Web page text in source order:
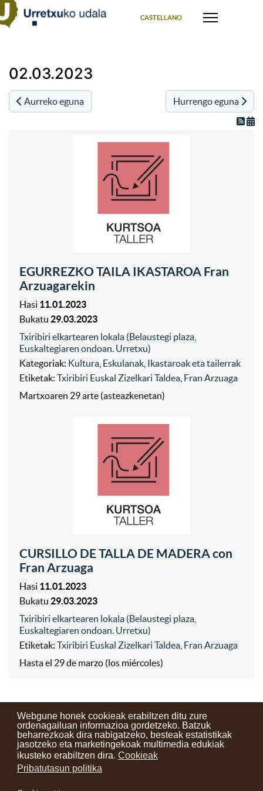
Webgune honek cookieak erabiltzen ditu zure
ordenagailuan informazioa gordetzeko. Batzuk
beharrezkoak dira nabigatzeko, besteak estatistikak
jasotzeko eta marketingekoak multimedia edukiak
ikusteko erabiltzen dira. Cookieak
Pribatutasun politika
CASTELLANO
02.03.2023
Aurreko eguna Hurrengo eguna
EGURREZKO TAILA IKASTAROA Fran
Arzuagarekin
Hasi 11.01.2023
Bukatu 29.03.2023
Txiribiri elkartearen lokala (Belaustegi plaza,
Euskaltegiaren ondoan. Urretxu)
Kategoriak: Kultura Eskulanak Ikastaroak eta tailerrak
Etiketak: Txiribiri Euskal Zizelkari Taldea Fran Arzuaga
Martxoaren 29 arte (asteazkenetan)
CURSILLO DE TALLA DE MADERA con
Fran Arzuaga
Hasi 11.01.2023
Bukatu 29.03.2023
Txiribiri elkartearen lokala (Belaustegi plaza,
Euskaltegiaren ondoan. Urretxu)
Etiketak: Txiribiri Euskal Zizelkari Taldea Fran Arzuaga
Hasta el 29 de marzo (los miércoles)
Kontaktuak Erabilera baldintzak Lege oharra
Berriak
Zure iritzia